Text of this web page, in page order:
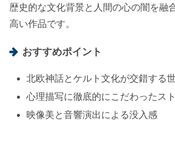
歴史的な文化背景と人間の心の闇を融
高い作品です。
おすすめポイント
北欧神話とケルト文化が交錯する
心理描写に徹底的にこだわったス
映像美と音響演出による没入感